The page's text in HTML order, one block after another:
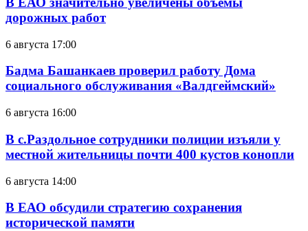
дорожных работ
6 августа 17:00
Бадма Башанкаев проверил работу Дома
социального обслуживания «Валдгеймский»
6 августа 16:00
В с.Раздольное сотрудники полиции изъяли у
местной жительницы почти 400 кустов конопли
6 августа 14:00
В ЕАО обсудили стратегию сохранения
исторической памяти